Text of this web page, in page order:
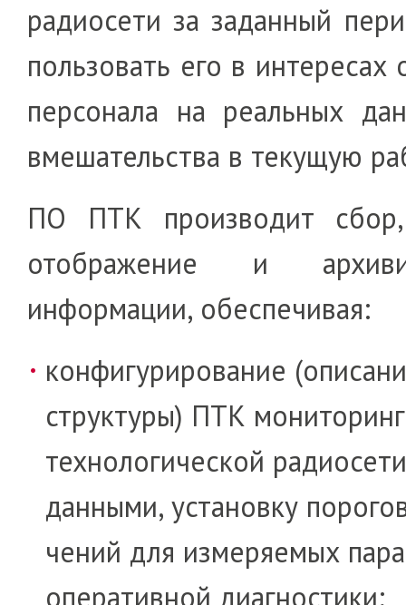
радио­се­ти за заданный
пользо­вать его в инте­ре­сах
персо­на­ла на ре­а­ль­ных
вмеша­тель­с­тва в текущую
ПО ПТК производит сбор,
отображе­ние и
информации, обеспечивая:
конфигурирование
структуры) ПТК
технологической
дан­ными, установку
че­ний для изме­ря­емых
оператив­ной диагностики;